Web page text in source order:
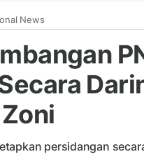
News
persidangan